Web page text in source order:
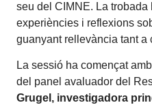
seu del CIMNE. La
experiències i reflexions
guanyant rellevància tant a
La sessió ha començat
del panel avaluador del
Grugel, investigadora